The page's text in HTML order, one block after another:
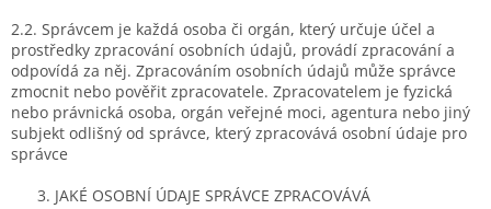
2.2. Správcem je každá osoba či orgán, který určuje účel a
prostředky zpracování osobních údajů, provádí zpracování a
odpovídá za něj. Zpracováním osobních údajů může správce
zmocnit nebo pověřit zpracovatele. Zpracovatelem je fyzická
nebo právnická osoba, orgán veřejné moci, agentura nebo jiný
subjekt odlišný od správce, který zpracovává osobní údaje pro
správce
JAKÉ OSOBNÍ ÚDAJE SPRÁVCE ZPRACOVÁVÁ